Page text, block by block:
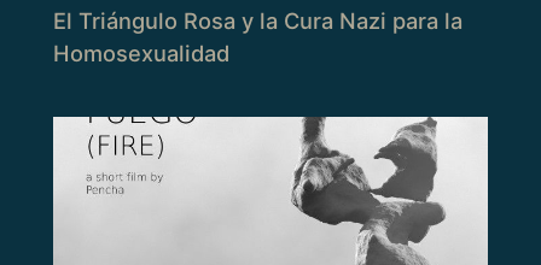
El Triángulo Rosa y la Cura Nazi para la
Homosexualidad